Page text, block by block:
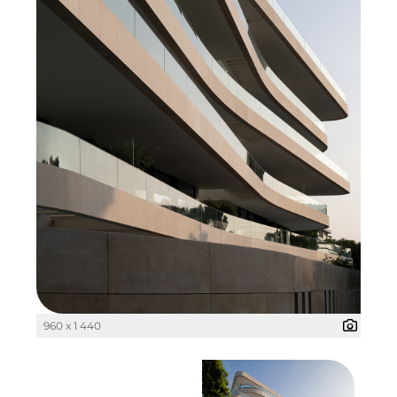
Quartier am Bahnhof Taufkirchen
R&S Immobilienmanagement GmbH
RE/MAX Germany
Rock Capital Group
Schwaiger Group
Scrivo Communications
The Q
960 x 1 440